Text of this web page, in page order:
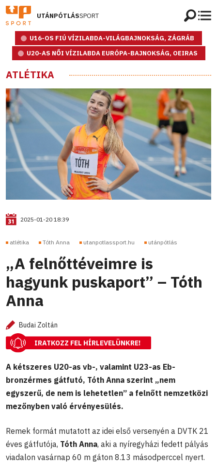
UTÁNPÓTLÁSSPORT
U16-OS FIÚ VÍZILABDA-VILÁGBAJNOKSÁG, ZÁGRÁB
U20-AS NŐI VÍZILABDA EURÓPA-BAJNOKSÁG, OEIRAS
ATLÉTIKA
2025-01-20 18:39
atlétika Tóth Anna utanpotlassport.hu utánpótlás
„A felnőttéveimre is
hagyunk puskaport” – Tóth
Anna
Budai Zoltán
IRATKOZZ FEL HÍRLEVELÜNKRE!
A kétszeres U20-as vb-, valamint U23-as Eb-
bronzérmes gátfutó, Tóth Anna szerint „nem
egyszerű, de nem is lehetetlen” a felnőtt nemzetközi
mezőnyben való érvényesülés.
Remek formát mutatott az idei első versenyén a DVTK 21
éves gátfutója, Tóth Anna, aki a nyíregyházi fedett pályás
viadalon vasárnap 60 m gáton 8.13 másodperccel nyert.